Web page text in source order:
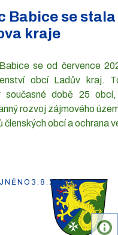
Babice se
kraje
se od července
obcí Ladův kraj.
současné době 25
rozvoj zájmového
členských obcí a ochrana
info
3.8.2026